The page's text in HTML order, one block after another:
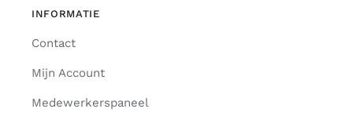
INFORMATIE
Contact
Mijn Account
Medewerkerspaneel